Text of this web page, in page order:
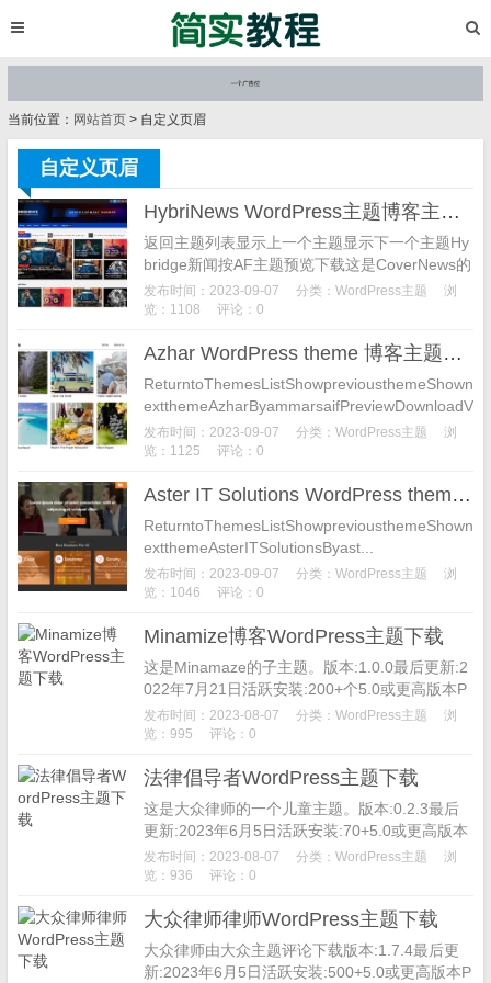
当前位置： 网站首页 > 自定义页眉
自定义页眉
HybriNews WordPress主题博客主题下载
返回主题列表显示上一个主题显示下一个主题Hy
bridge新闻按AF主题预览下载这是CoverNews的
一个儿童主题。版本：1.0.1最近更新日期：202
3年8月28日活跃安装：20...
发布时间：2023-09-07 分类： WordPress主题
浏
览：1108
评论：0
Azhar WordPress theme 博客主题下载
ReturntoThemesListShowpreviousthemeShown
extthemeAzharByammarsaifPreviewDownloadV
er...
发布时间：2023-09-07 分类： WordPress主题
浏
览：1125
评论：0
Aster IT Solutions WordPress theme 博客主题下载
ReturntoThemesListShowpreviousthemeShown
extthemeAsterITSolutionsByast...
发布时间：2023-09-07 分类： WordPress主题
浏
览：1046
评论：0
Minamize博客WordPress主题下载
这是Minamaze的子主题。版本:1.0.0最后更新:2
022年7月21日活跃安装:200+个5.0或更高版本P
HP版本:5.6或更高MinamazeB...
发布时间：2023-08-07 分类： WordPress主题
浏
览：995
评论：0
法律倡导者WordPress主题下载
这是大众律师的一个儿童主题。版本:0.2.3最后
更新:2023年6月5日活跃安装:70+5.0或更高版本
PHP版本:7.2或更高主题主页法律倡导者对于高
级律师...
发布时间：2023-08-07 分类： WordPress主题
浏
览：936
评论：0
大众律师律师WordPress主题下载
大众律师由大众主题评论下载版本:1.7.4最后更
新:2023年6月5日活跃安装:500+5.0或更高版本P